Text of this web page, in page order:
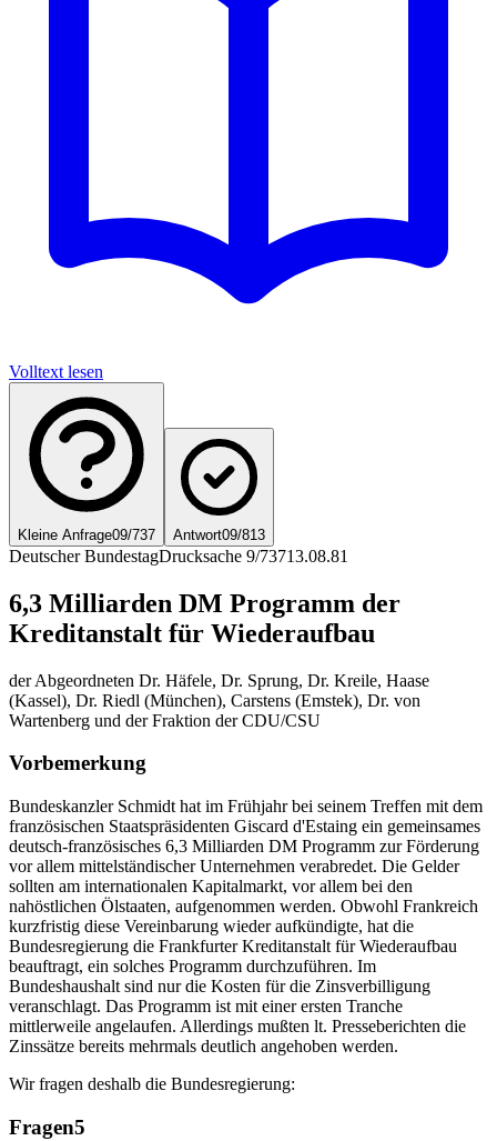
Volltext lesen
Kleine Anfrage09/737 Antwort09/813
Deutscher BundestagDrucksache 9/73713.08.81
6,3 Milliarden DM Programm der
Kreditanstalt für Wiederaufbau
der Abgeordneten Dr. Häfele, Dr. Sprung, Dr. Kreile, Haase
(Kassel), Dr. Riedl (München), Carstens (Emstek), Dr. von
Wartenberg und der Fraktion der CDU/CSU
Vorbemerkung
Bundeskanzler Schmidt hat im Frühjahr bei seinem Treffen mit dem
französischen Staatspräsidenten Giscard d'Estaing ein gemeinsames
deutsch-französisches 6,3 Milliarden DM Programm zur Förderung
vor allem mittelständischer Unternehmen verabredet. Die Gelder
sollten am internationalen Kapitalmarkt, vor allem bei den
nahöstlichen Ölstaaten, aufgenommen werden. Obwohl Frankreich
kurzfristig diese Vereinbarung wieder aufkündigte, hat die
Bundesregierung die Frankfurter Kreditanstalt für Wiederaufbau
beauftragt, ein solches Programm durchzuführen. Im
Bundeshaushalt sind nur die Kosten für die Zinsverbilligung
veranschlagt. Das Programm ist mit einer ersten Tranche
mittlerweile angelaufen. Allerdings mußten lt. Presseberichten die
Zinssätze bereits mehrmals deutlich angehoben werden.
Wir fragen deshalb die Bundesregierung:
Fragen5